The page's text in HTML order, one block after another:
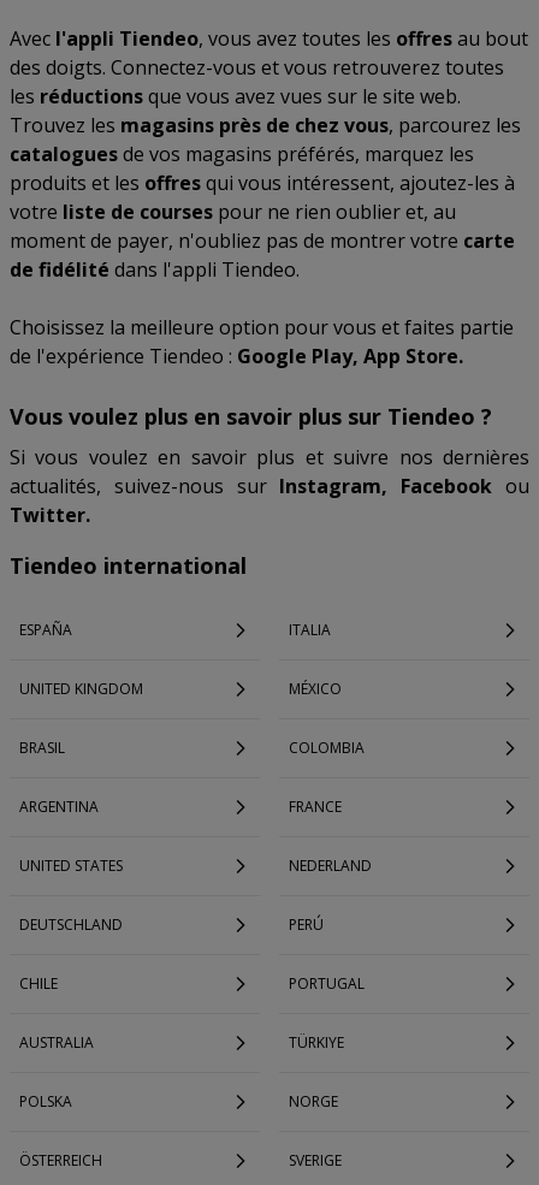
Avec l'appli Tiendeo, vous avez toutes les offresau bout
des doigts. Connectez-vous et vous retrouverez toutes
les réductionsque vous avez vues sur le site web.
Trouvez les magasins près de chez vous, parcourez les
cataloguesde vos magasins préférés, marquez les
produits et les offresqui vous intéressent, ajoutez-les à
votre liste de courses pour ne rien oublier et, au
moment de payer, n'oubliez pas de montrer votre carte
de fidélité dans l'appli Tiendeo.
Choisissez la meilleure option pour vous et faites partie
de l'expérience Tiendeo : Google Play, App Store.
Vous voulez plus en savoir plus sur Tiendeo ?
Si vous voulez en savoir plus et suivre nos dernières
actualités, suivez-nous sur Instagram, Facebook ou
Twitter.
Tiendeo international
ESPAÑA ITALIA
UNITED KINGDOM MÉXICO
BRASIL COLOMBIA
ARGENTINA FRANCE
UNITED STATES NEDERLAND
DEUTSCHLAND PERÚ
CHILE PORTUGAL
AUSTRALIA TÜRKIYE
POLSKA NORGE
ÖSTERREICH SVERIGE